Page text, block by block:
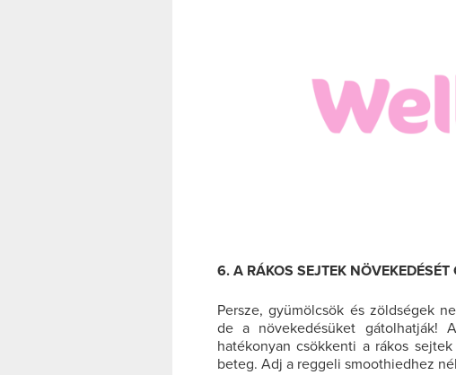
6. A RÁKOS SEJTEK NÖVEKEDÉSÉT
Persze, gyümölcsök és zöldségek
de a növekedésüket gátolhatják!
hatékonyan csökkenti a rákos
beteg. Adj a reggeli smoothiedhez